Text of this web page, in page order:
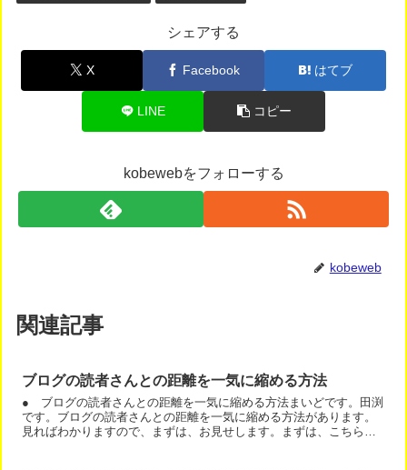
シェアする
X Facebook はてブ
LINE コピー
kobewebをフォローする
kobeweb
関連記事
ブログの読者さんとの距離を一気に縮める方法
● ブログの読者さんとの距離を一気に縮める方法まいどです。田渕
です。ブログの読者さんとの距離を一気に縮める方法があります。
見ればわかりますので、まずは、お見せします。まずは、こちらの